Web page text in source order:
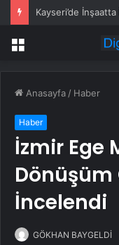
Kayseri’de
Menü
Anasayfa / Haber
Haber
İzmir Ege
Dönüşüm
İncelendi
GÖKHAN BAYGELDİ